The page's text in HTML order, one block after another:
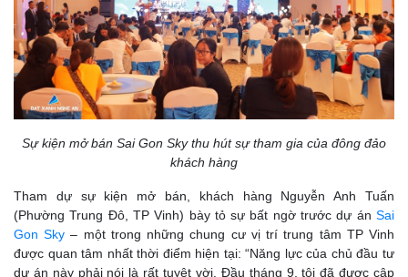
Sự kiện mở bán Sai Gon Sky thu hút sự tham gia của đông đảo
khách hàng
Tham dự sự kiện mở bán, khách hàng Nguyễn Anh Tuấn
(Phường Trung Đô, TP Vinh) bày tỏ sự bất ngờ trước dự án Sai
Gon Sky – một trong những chung cư vị trí trung tâm TP Vinh
được quan tâm nhất thời điểm hiện tại: “Năng lực của chủ đầu tư
dự án này phải nói là rất tuyệt vời. Đầu tháng 9, tôi đã được cập